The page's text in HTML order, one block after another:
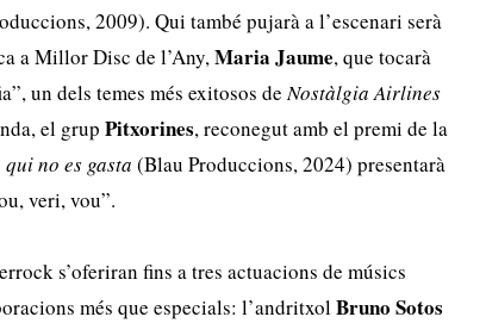
2009). Qui també pujarà a l’escenari serà
a Millor Disc de l’Any,Maria Jaume, que tocarà
un dels temes més exitosos deNostàlgia Airlines
el grupPitxorines, reconegut amb el premi de la
qui no es gasta (Blau Produccions, 2024) presentarà
veri, vou”.
s’oferiran fins a tres actuacions de músics
més que especials: l’andritxolBruno Sotos